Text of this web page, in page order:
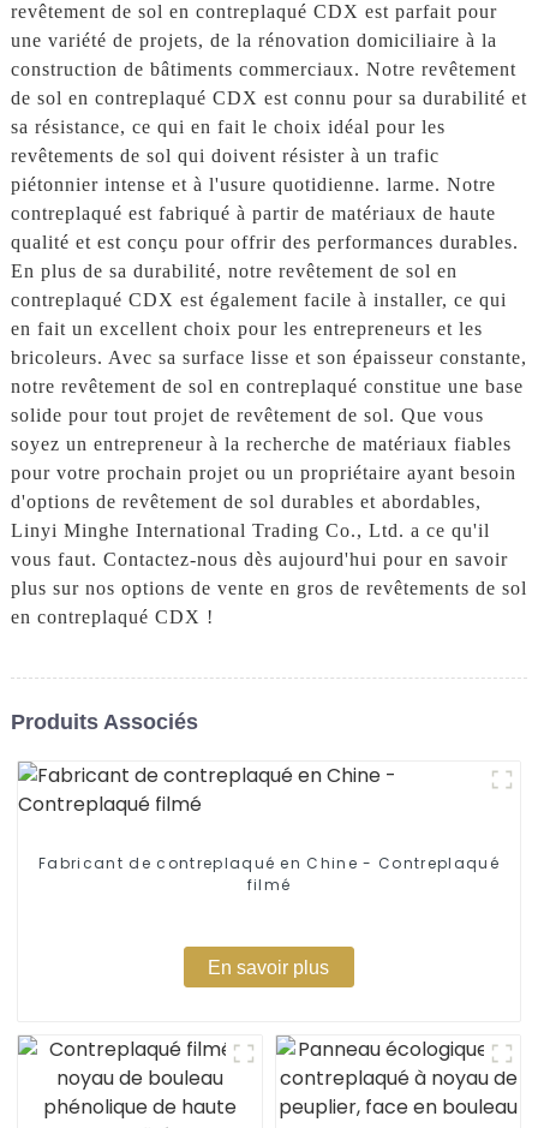
revêtement de sol en contreplaqué CDX est parfait pour
une variété de projets, de la rénovation domiciliaire à la
construction de bâtiments commerciaux. Notre revêtement
de sol en contreplaqué CDX est connu pour sa durabilité et
sa résistance, ce qui en fait le choix idéal pour les
revêtements de sol qui doivent résister à un trafic
piétonnier intense et à l'usure quotidienne. larme. Notre
contreplaqué est fabriqué à partir de matériaux de haute
qualité et est conçu pour offrir des performances durables.
En plus de sa durabilité, notre revêtement de sol en
contreplaqué CDX est également facile à installer, ce qui
en fait un excellent choix pour les entrepreneurs et les
bricoleurs. Avec sa surface lisse et son épaisseur constante,
notre revêtement de sol en contreplaqué constitue une base
solide pour tout projet de revêtement de sol. Que vous
soyez un entrepreneur à la recherche de matériaux fiables
pour votre prochain projet ou un propriétaire ayant besoin
d'options de revêtement de sol durables et abordables,
Linyi Minghe International Trading Co., Ltd. a ce qu'il
vous faut. Contactez-nous dès aujourd'hui pour en savoir
plus sur nos options de vente en gros de revêtements de sol
en contreplaqué CDX !
Produits Associés
Fabricant de contreplaqué en Chine - Contreplaqué
filmé
En savoir plus